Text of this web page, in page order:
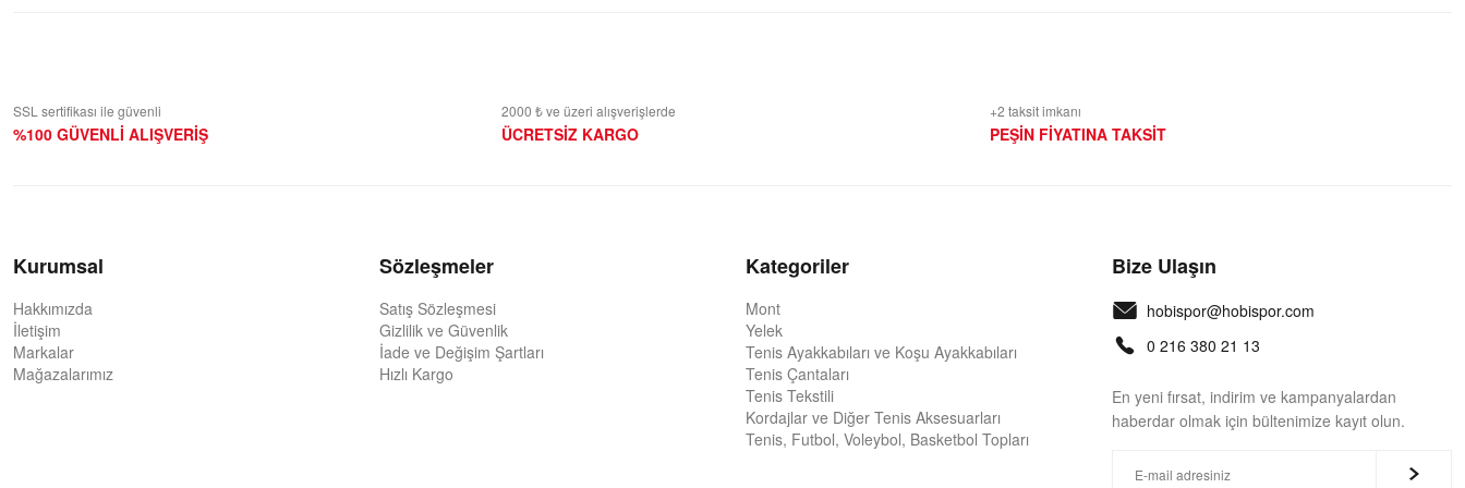
SSL sertifikası ile güvenli
%100 GÜVENLİ ALIŞVERİŞ
2000 ₺ ve üzeri alışverişlerde
ÜCRETSİZ KARGO
+2 taksit imkanı
PEŞİN FİYATINA TAKSİT
Kurumsal
Hakkımızda
İletişim
Markalar
Mağazalarımız
Sözleşmeler
Satış Sözleşmesi
Gizlilik ve Güvenlik
İade ve Değişim Şartları
Hızlı Kargo
Kategoriler
Mont
Yelek
Tenis Ayakkabıları ve Koşu Ayakkabıları
Tenis Çantaları
Tenis Tekstili
Kordajlar ve Diğer Tenis Aksesuarları
Tenis, Futbol, Voleybol, Basketbol Topları
Bize Ulaşın
hobispor@hobispor.com
0 216 380 21 13
En yeni fırsat, indirim ve kampanyalardan
haberdar olmak için bültenimize kayıt olun.